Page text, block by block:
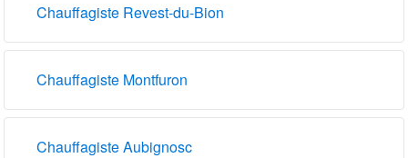
Chauffagiste Revest-du-Bion
Chauffagiste Montfuron
Chauffagiste Aubignosc